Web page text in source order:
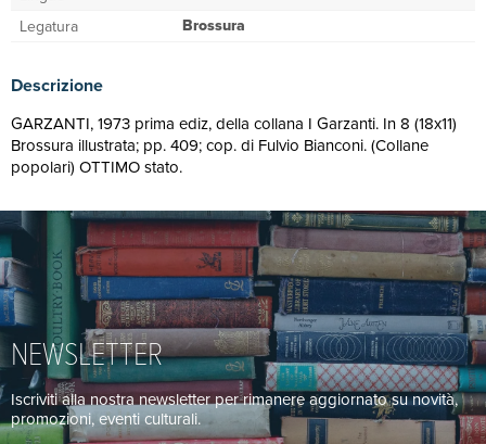
Legatura Brossura
Descrizione
GARZANTI, 1973 prima ediz, della collana I Garzanti. In 8 (18x11)
Brossura illustrata; pp. 409; cop. di Fulvio Bianconi. (Collane
popolari) OTTIMO stato.
NEWSLETTER
Iscriviti alla nostra newsletter per rimanere aggiornato su novità,
promozioni, eventi culturali.